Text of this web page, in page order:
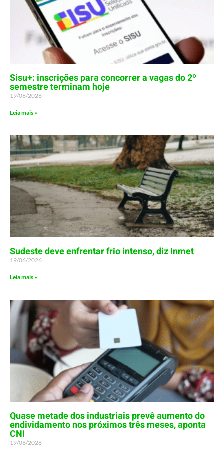
Sisu+: inscrições para concorrer a vagas do 2º
semestre terminam hoje
19/06/2026
Leia mais »
Sudeste deve enfrentar frio intenso, diz Inmet
19/06/2026
Leia mais »
Quase metade dos industriais prevê aumento do
endividamento nos próximos três meses, aponta
CNI
19/06/2026